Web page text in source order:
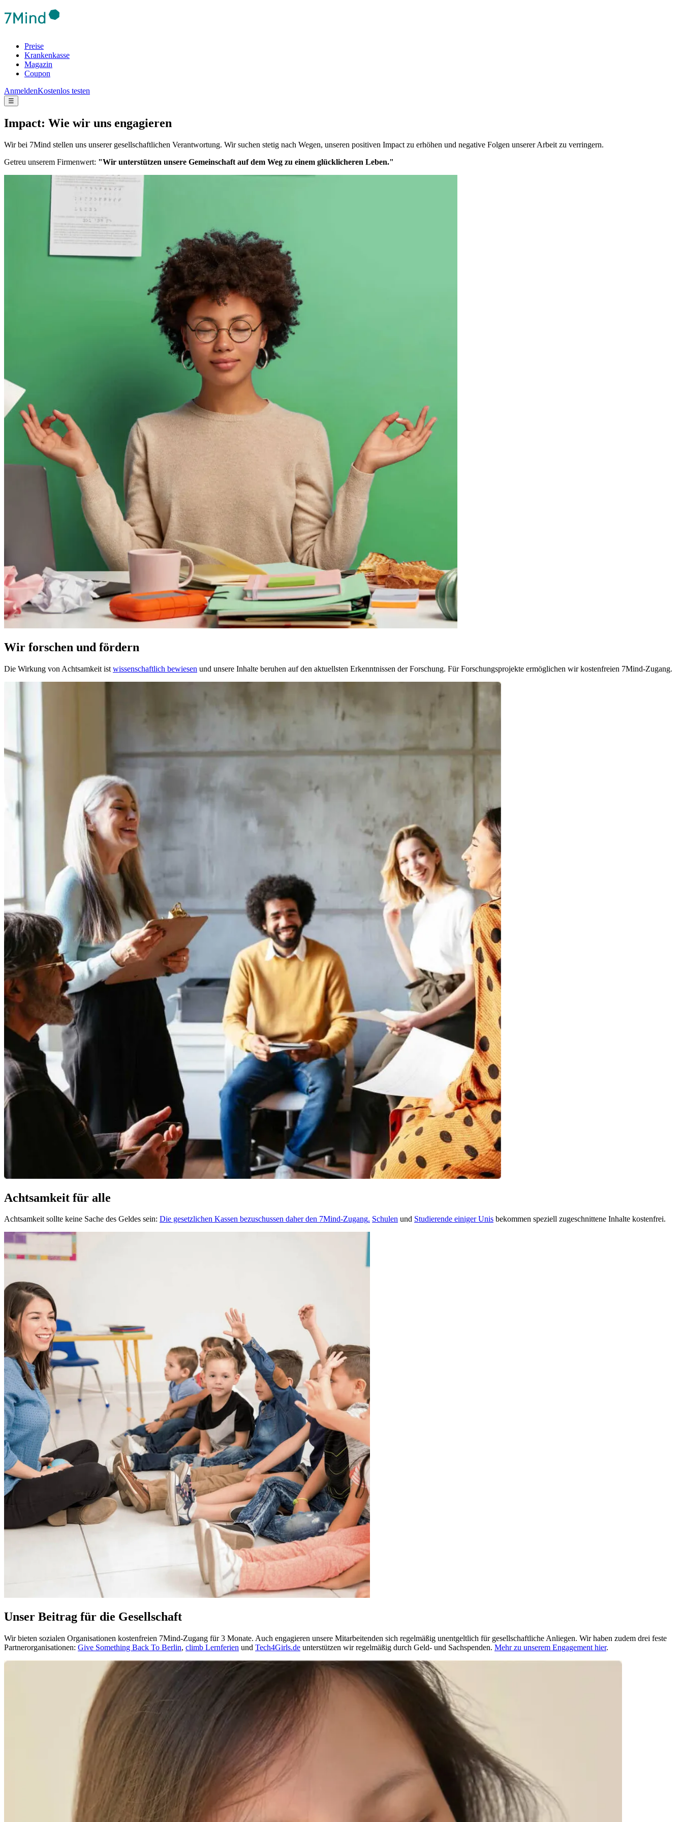
Preise
Krankenkasse
Magazin
Coupon
AnmeldenKostenlos testen
☰
Impact: Wie wir uns engagieren
Wir bei 7Mind stellen uns unserer gesellschaftlichen Verantwortung. Wir suchen stetig nach Wegen, unseren positiven Impact zu erhöhen und negative Folgen unserer Arbeit zu verringern.
Getreu unserem Firmenwert: "Wir unterstützen unsere Gemeinschaft auf dem Weg zu einem glücklicheren Leben."
Wir forschen und fördern
Die Wirkung von Achtsamkeit ist wissenschaftlich bewiesen und unsere Inhalte beruhen auf den aktuellsten Erkenntnissen der Forschung. Für Forschungsprojekte ermöglichen wir kostenfreien 7Mind-Zugang.
Achtsamkeit für alle
Achtsamkeit sollte keine Sache des Geldes sein: Die gesetzlichen Kassen bezuschussen daher den 7Mind-Zugang. Schulen und Studierende einiger Unis bekommen speziell zugeschnittene Inhalte kostenfrei.
Unser Beitrag für die Gesellschaft
Wir bieten sozialen Organisationen kostenfreien 7Mind-Zugang für 3 Monate. Auch engagieren unsere Mitarbeitenden sich regelmäßig unentgeltlich für gesellschaftliche Anliegen. Wir haben zudem drei feste
Partnerorganisationen: Give Something Back To Berlin, climb Lernferien und Tech4Girls.de unterstützen wir regelmäßig durch Geld- und Sachspenden. Mehr zu unserem Engagement hier.